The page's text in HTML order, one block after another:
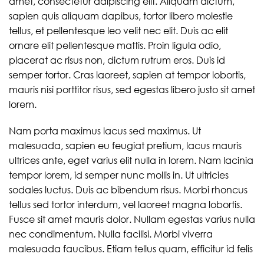
sapien quis aliquam dapibus, tortor libero molestie
tellus, et pellentesque leo velit nec elit. Duis ac elit
ornare elit pellentesque mattis. Proin ligula odio,
placerat ac risus non, dictum rutrum eros. Duis id
semper tortor. Cras laoreet, sapien at tempor lobortis,
mauris nisi porttitor risus, sed egestas libero justo sit amet
lorem.
Nam porta maximus lacus sed maximus. Ut
malesuada, sapien eu feugiat pretium, lacus mauris
ultrices ante, eget varius elit nulla in lorem. Nam lacinia
tempor lorem, id semper nunc mollis in. Ut ultricies
sodales luctus. Duis ac bibendum risus. Morbi rhoncus
tellus sed tortor interdum, vel laoreet magna lobortis.
Fusce sit amet mauris dolor. Nullam egestas varius nulla
nec condimentum. Nulla facilisi. Morbi viverra
malesuada faucibus. Etiam tellus quam, efficitur id felis